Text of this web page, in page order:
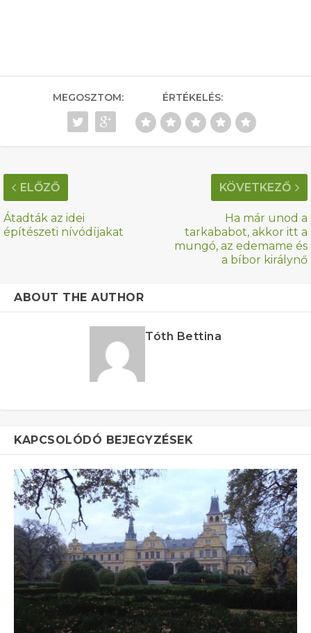
MEGOSZTOM: ÉRTÉKELÉS:
ELŐZŐ
Átadták az idei
építészeti nívódíjakat
KÖVETKEZŐ
Ha már unod a
tarkababot, akkor itt a
mungó, az edemame és
a bíbor királynő
ABOUT THE AUTHOR
Tóth Bettina
KAPCSOLÓDÓ BEJEGYZÉSEK